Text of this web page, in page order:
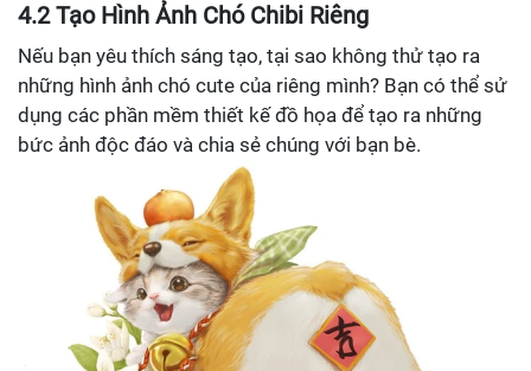
4.2 Tạo Hình Ảnh Chó Chibi Riêng
Nếu bạn yêu thích sáng tạo, tại sao không thử tạo ra
những hình ảnh chó cute của riêng mình? Bạn có thể sử
dụng các phần mềm thiết kế đồ họa để tạo ra những
bức ảnh độc đáo và chia sẻ chúng với bạn bè.